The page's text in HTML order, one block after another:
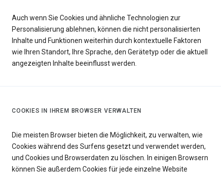
Auch wenn Sie Cookies und ähnliche Technologien zur
Personalisierung ablehnen, können die nicht personalisierten
Inhalte und Funktionen weiterhin durch kontextuelle Faktoren
wie Ihren Standort, Ihre Sprache, den Gerätetyp oder die aktuell
angezeigten Inhalte beeinflusst werden.
COOKIES IN IHREM BROWSER VERWALTEN
Die meisten Browser bieten die Möglichkeit, zu verwalten, wie
Cookies während des Surfens gesetzt und verwendet werden,
und Cookies und Browserdaten zu löschen. In einigen Browsern
können Sie außerdem Cookies für jede einzelne Website